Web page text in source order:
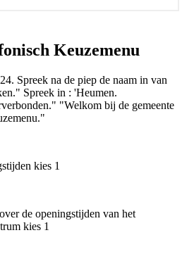
Keuzemenu
Spreek na de piep de naam in van
Spreek in : 'Heumen.
"Welkom bij de gemeente
kies 1
de openingstijden van het
kies 1